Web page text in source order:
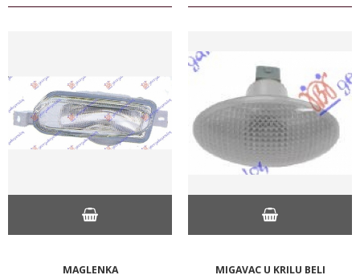
MAGLENKA MIGAVAC U KRILU BELI